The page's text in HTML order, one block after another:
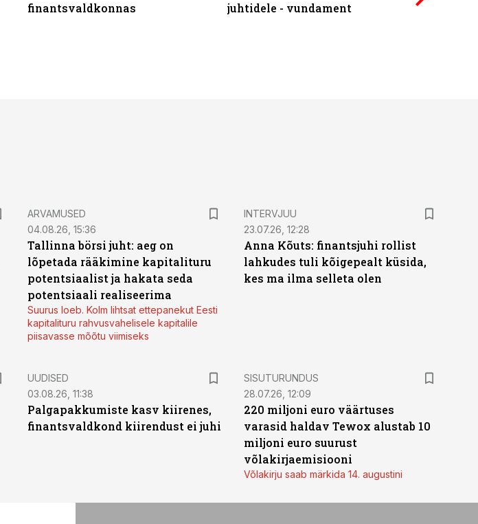
finantsvaldkonnas
juhtidele - vundament
ARVAMUSED
04.08.26, 15:36
Tallinna börsi juht: aeg on
lõpetada rääkimine kapitalituru
potentsiaalist ja hakata seda
potentsiaali realiseerima
Suurus loeb. Kolm lihtsat ettepanekut Eesti
kapitalituru rahvusvahelisele kapitalile
piisavasse mõõtu viimiseks
INTERVJUU
23.07.26, 12:28
Anna Kõuts: finantsjuhi rollist
lahkudes tuli kõigepealt küsida,
kes ma ilma selleta olen
UUDISED
03.08.26, 11:38
Palgapakkumiste kasv kiirenes,
finantsvaldkond kiirendust ei juhi
ST
SISUTURUNDUS
28.07.26, 12:09
220 miljoni euro väärtuses
varasid haldav Tewox alustab 10
miljoni euro suurust
võlakirjaemisiooni
Võlakirju saab märkida 14. augustini